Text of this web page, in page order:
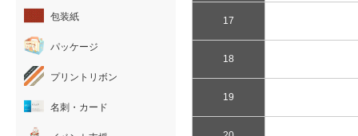
17
18
19
包装紙
パッケージ
プリントリボン
名刺・カード